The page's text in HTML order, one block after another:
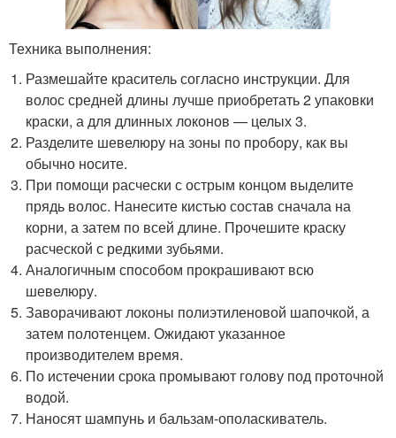
Техника выполнения:
Размешайте краситель согласно инструкции. Для
волос средней длины лучше приобретать 2 упаковки
краски, а для длинных локонов — целых 3.
Разделите шевелюру на зоны по пробору, как вы
обычно носите.
При помощи расчески с острым концом выделите
прядь волос. Нанесите кистью состав сначала на
корни, а затем по всей длине. Прочешите краску
расческой с редкими зубьями.
Аналогичным способом прокрашивают всю
шевелюру.
Заворачивают локоны полиэтиленовой шапочкой, а
затем полотенцем. Ожидают указанное
производителем время.
По истечении срока промывают голову под проточной
водой.
Наносят шампунь и бальзам-ополаскиватель.